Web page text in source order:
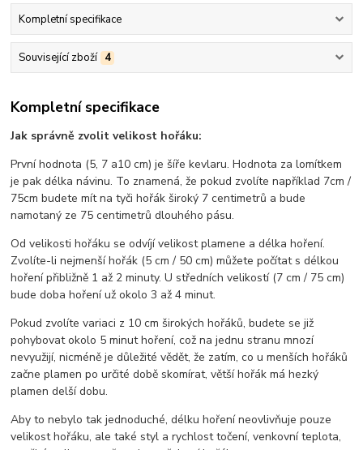
Kompletní specifikace
Související zboží 4
Kompletní specifikace
Jak správně zvolit velikost hořáku:
První hodnota (5, 7 a10 cm) je šíře kevlaru. Hodnota za lomítkem
je pak délka návinu. To znamená, že pokud zvolíte například 7cm /
75cm budete mít na tyči hořák široký 7 centimetrů a bude
namotaný ze 75 centimetrů dlouhého pásu.
Od velikosti hořáku se odvíjí velikost plamene a délka hoření.
Zvolíte-li nejmenší hořák (5 cm / 50 cm) můžete počítat s délkou
hoření přibližně 1 až 2 minuty. U středních velikostí (7 cm / 75 cm)
bude doba hoření už okolo 3 až 4 minut.
Pokud zvolíte variaci z 10 cm širokých hořáků, budete se již
pohybovat okolo 5 minut hoření, což na jednu stranu mnozí
nevyužijí, nicméně je důležité vědět, že zatím, co u menších hořáků
začne plamen po určité době skomírat, větší hořák má hezký
plamen delší dobu.
Aby to nebylo tak jednoduché, délku hoření neovlivňuje pouze
velikost hořáku, ale také styl a rychlost točení, venkovní teplota,